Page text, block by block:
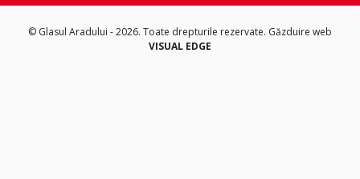
© Glasul Aradului - 2026. Toate drepturile rezervate. Găzduire web
VISUAL EDGE